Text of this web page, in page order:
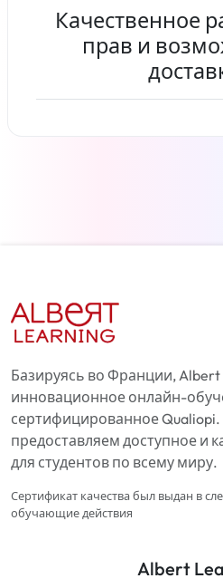
Качественное
прав и
Базируясь во Франции, Albert
инновационное онлайн-
сертифицированное Qualiopi.
предоставляем доступное и
для студентов по всему миру.
Сертификат качества был выдан в
обучающие действия
Albert